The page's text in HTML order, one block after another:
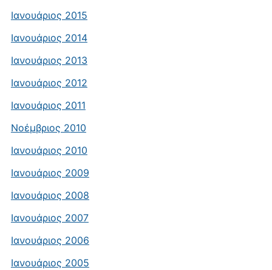
Ιανουάριος 2015
Ιανουάριος 2014
Ιανουάριος 2013
Ιανουάριος 2012
Ιανουάριος 2011
Νοέμβριος 2010
Ιανουάριος 2010
Ιανουάριος 2009
Ιανουάριος 2008
Ιανουάριος 2007
Ιανουάριος 2006
Ιανουάριος 2005